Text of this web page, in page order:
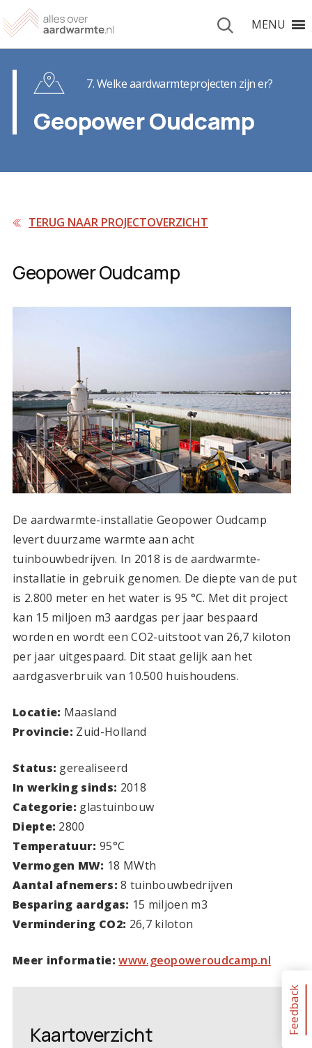
MENU
7. Welke aardwarmteprojecten zijn er?
Geopower Oudcamp
TERUG NAAR PROJECTOVERZICHT
Geopower Oudcamp
De aardwarmte-installatie Geopower Oudcamp
levert duurzame warmte aan acht
tuinbouwbedrijven. In 2018 is de aardwarmte-
installatie in gebruik genomen. De diepte van de put
is 2.800 meter en het water is 95 °C. Met dit project
kan 15 miljoen m3 aardgas per jaar bespaard
worden en wordt een CO2-uitstoot van 26,7 kiloton
per jaar uitgespaard. Dit staat gelijk aan het
aardgasverbruik van 10.500 huishoudens.
Locatie: Maasland
Provincie: Zuid-Holland
Status: gerealiseerd
In werking sinds: 2018
Categorie: glastuinbouw
Diepte: 2800
Temperatuur: 95°C
Vermogen MW: 18 MWth
Aantal afnemers:8 tuinbouwbedrijven
Besparing aardgas: 15 miljoen m3
Vermindering CO2: 26,7 kiloton
Meer informatie: www.geopoweroudcamp.nl
Kaartoverzicht Feedback